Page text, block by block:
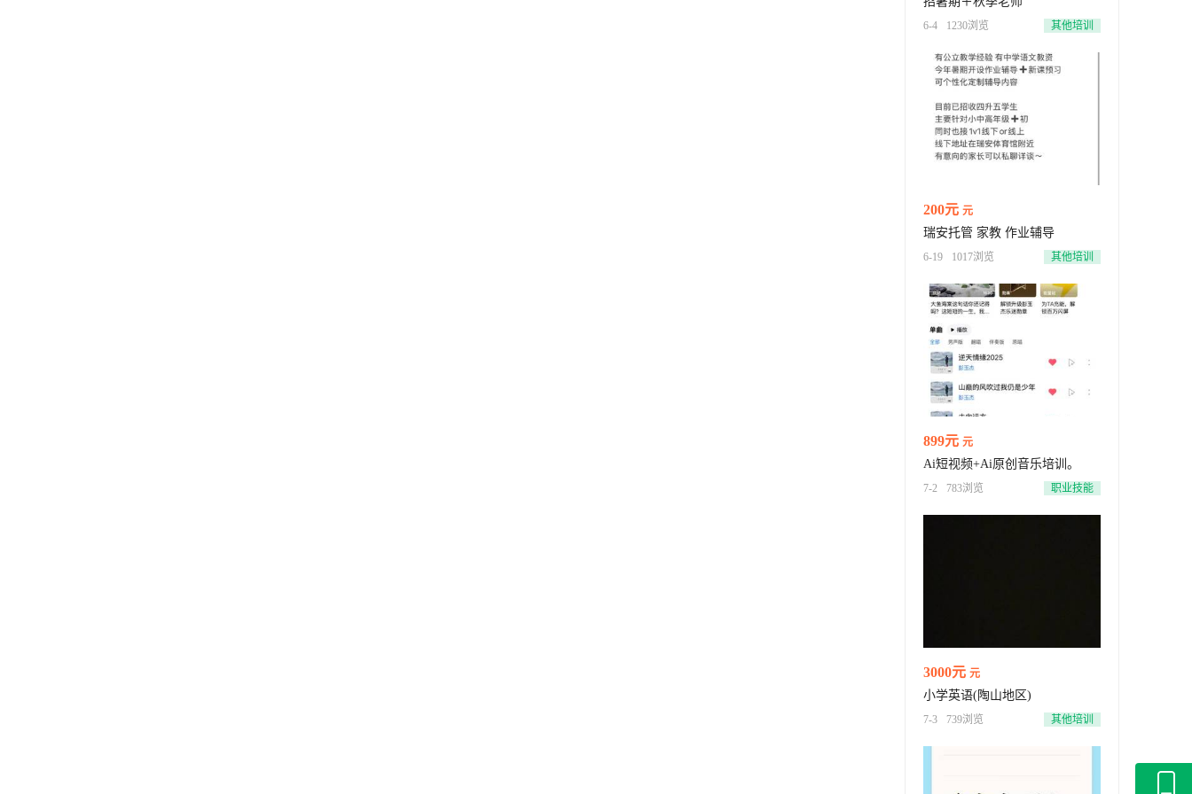
6-4 1230浏览 其他培训
200元 元
瑞安托管 家教 作业辅导
6-19 1017浏览 其他培训
899元 元
Ai短视频+Ai原创音乐培训。
7-2 783浏览 职业技能
3000元 元
小学英语(陶山地区)
7-3 739浏览 其他培训